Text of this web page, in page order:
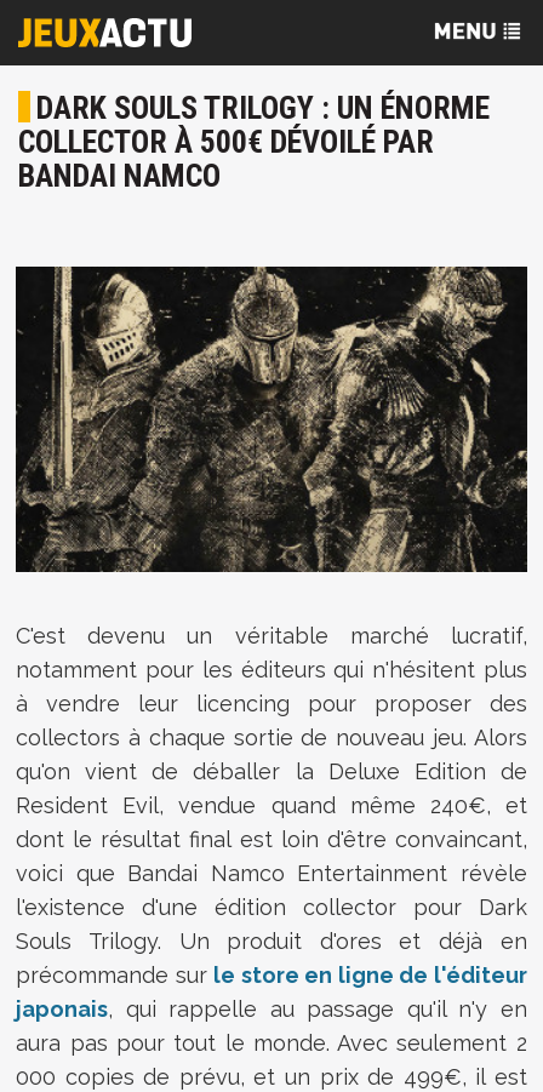
DARK SOULS TRILOGY : UN ÉNORME
COLLECTOR À 500€ DÉVOILÉ PAR
BANDAI NAMCO
C'est devenu un véritable marché lucratif,
notamment pour les éditeurs qui n'hésitent plus
à vendre leur licencing pour proposer des
collectors à chaque sortie de nouveau jeu. Alors
qu'on vient de déballer la Deluxe Edition de
Resident Evil, vendue quand même 240€, et
dont le résultat final est loin d'être convaincant,
voici que Bandai Namco Entertainment révèle
l'existence d'une édition collector pour Dark
Souls Trilogy. Un produit d'ores et déjà en
précommande sur le store en ligne de l'éditeur
japonais, qui rappelle au passage qu'il n'y en
aura pas pour tout le monde. Avec seulement 2
000 copies de prévu, et un prix de 499€, il est